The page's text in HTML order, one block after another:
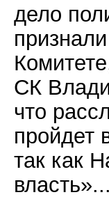
дело
СК
что
пройдет
так как
власть»...